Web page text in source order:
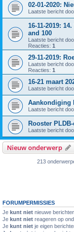
02-01-2020:
Laatste bericht
16-11-2019:
and 100
Laatste bericht
Reacties: 1
29-11-2019:
Laatste bericht
Reacties: 1
16-21 maart
Laatste bericht
Aankondiging
Laatste bericht
Rooster
Laatste bericht
Nieuw onderwerp
213
FORUMPERMISSIES
Je kunt niet nieuwe
Je kunt niet reageren op
Je kunt niet je eigen